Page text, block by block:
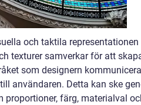
och taktila representationen
texturer samverkar för att
som designern
användaren. Detta kan ske
proportioner, färg, materialval